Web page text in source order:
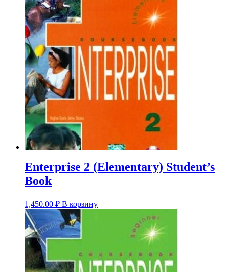
Enterprise 2 (Elementary) Student’s
Book
1,450.00 ₽ В корзину